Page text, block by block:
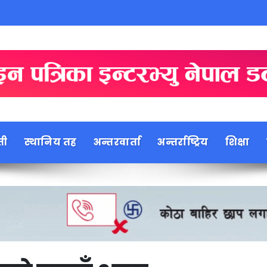
स्थानिय तह अन्तरवार्ता अन्तर्राष्ट्रिय शिक्षा